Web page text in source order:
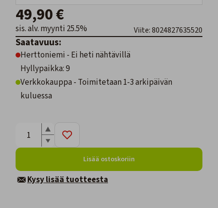
49,90 €
sis. alv. myynti 25.5% Viite: 8024827635520
Saatavuus:
Herttoniemi - Ei heti nähtävillä
Hyllypaikka: 9
Verkkokauppa - Toimitetaan 1-3 arkipäivän
kuluessa
Lisää ostoskoriin
Kysy lisää tuotteesta